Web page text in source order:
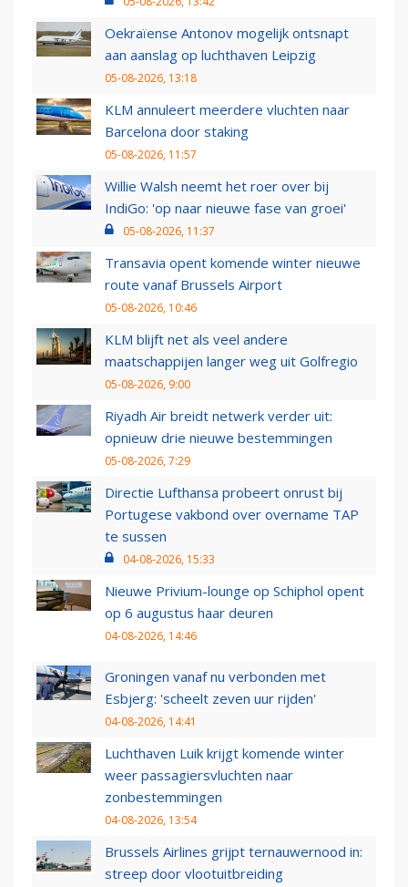
Oekraïense Antonov mogelijk ontsnapt
aan aanslag op luchthaven Leipzig
05-08-2026, 13:18
KLM annuleert meerdere vluchten naar
Barcelona door staking
05-08-2026, 11:57
Willie Walsh neemt het roer over bij
IndiGo: 'op naar nieuwe fase van groei'
05-08-2026, 11:37
Transavia opent komende winter nieuwe
route vanaf Brussels Airport
05-08-2026, 10:46
KLM blijft net als veel andere
maatschappijen langer weg uit Golfregio
05-08-2026, 9:00
Riyadh Air breidt netwerk verder uit:
opnieuw drie nieuwe bestemmingen
05-08-2026, 7:29
Directie Lufthansa probeert onrust bij
Portugese vakbond over overname TAP
te sussen
04-08-2026, 15:33
Nieuwe Privium-lounge op Schiphol opent
op 6 augustus haar deuren
04-08-2026, 14:46
Groningen vanaf nu verbonden met
Esbjerg: 'scheelt zeven uur rijden'
04-08-2026, 14:41
Luchthaven Luik krijgt komende winter
weer passagiersvluchten naar
zonbestemmingen
04-08-2026, 13:54
Brussels Airlines grijpt ternauwernood in:
streep door vlootuitbreiding